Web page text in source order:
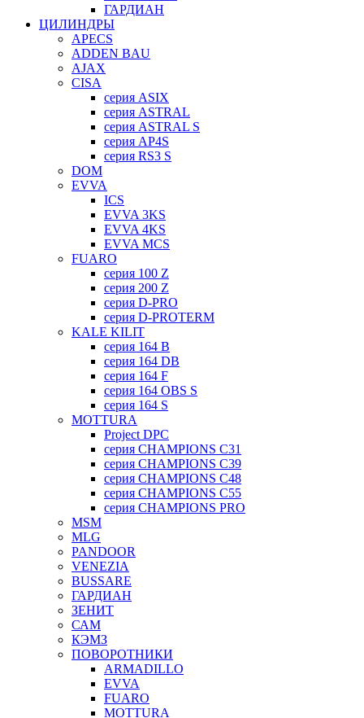
ГАРДИАН
ЦИЛИНДРЫ
APECS
ADDEN BAU
AJAX
CISA
серия ASIX
серия ASTRAL
серия ASTRAL S
серия AP4S
серия RS3 S
DOM
EVVA
ICS
EVVA 3KS
EVVA 4KS
EVVA MCS
FUARO
серия 100 Z
серия 200 Z
серия D-PRO
серия D-PROTERM
KALE KILIT
серия 164 B
серия 164 DB
серия 164 F
серия 164 OBS S
серия 164 S
MOTTURA
Project DPC
серия CHAMPIONS C31
серия CHAMPIONS C39
серия CHAMPIONS C48
серия CHAMPIONS C55
серия CHAMPIONS PRO
MSM
MLG
PANDOOR
VENEZIA
BUSSARE
ГАРДИАН
ЗЕНИТ
САМ
КЭМЗ
ПОВОРОТНИКИ
ARMADILLO
EVVA
FUARO
MOTTURA